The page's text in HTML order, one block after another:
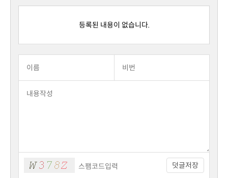
등록된 내용이 없습니다.
덧글저장